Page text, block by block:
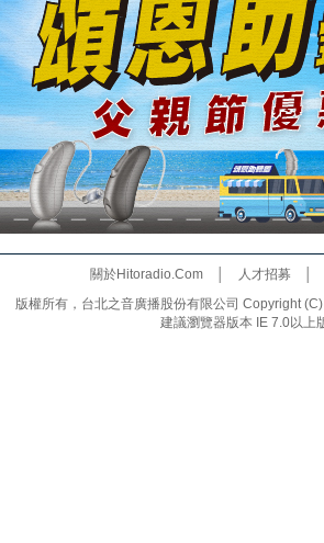
關於Hitoradio.Com│ 人才招募
版權所有，台北之音廣播股份有限公司 Copyright
建議瀏覽器版本 IE 7.0以上